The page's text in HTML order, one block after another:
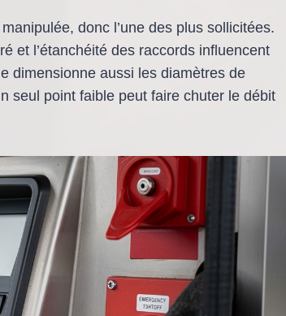
donc l’une des plus sollicitées.
et l’étanchéité des raccords influencent
dimensionne aussi les diamètres de
seul point faible peut faire chuter le débit